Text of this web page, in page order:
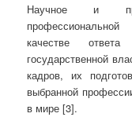
Научное и
качестве
государственной
кадров, их
выбранной
в мире [3].